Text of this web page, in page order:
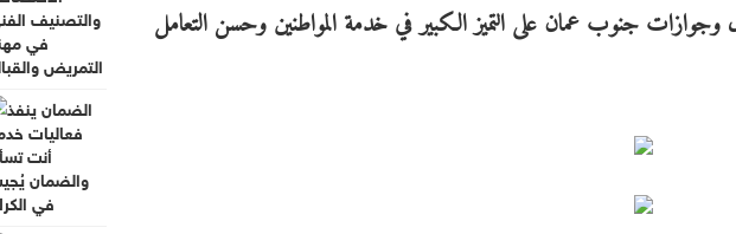
جنوب عمان على التميز الكبير في خدمة المواطنين وحسن التعامل